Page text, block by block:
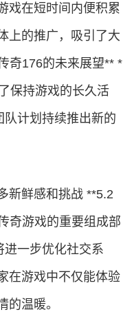
戏在短时间内便积累
上的推广，吸引了大
奇176的未来展望** *
保持游戏的长久活
计划持续推出新的
新鲜感和挑战 **5.2
奇游戏的重要组成部
进一步优化社交系
在游戏中不仅能体验
的温暖。